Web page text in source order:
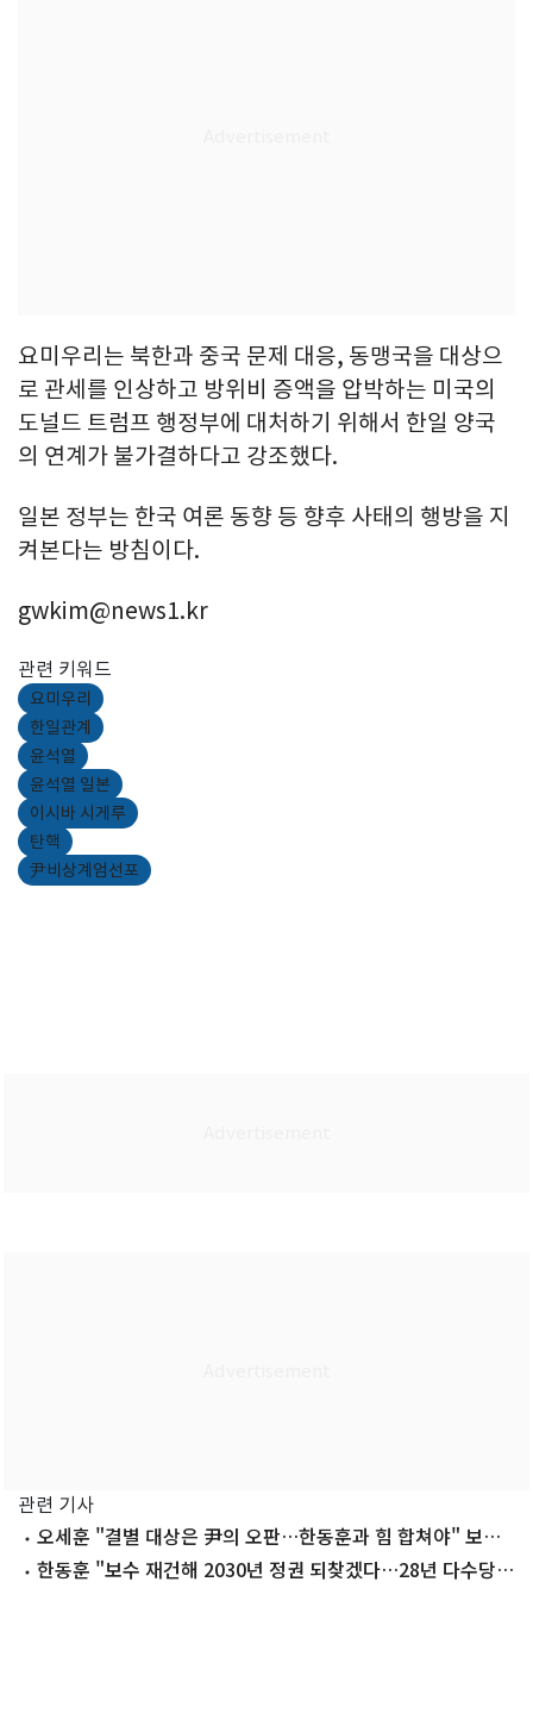
요미우리는 북한과 중국 문제 대응, 동맹국을 대상으
로 관세를 인상하고 방위비 증액을 압박하는 미국의
도널드 트럼프 행정부에 대처하기 위해서 한일 양국
의 연계가 불가결하다고 강조했다.
일본 정부는 한국 여론 동향 등 향후 사태의 행방을 지
켜본다는 방침이다.
gwkim@news1.kr
관련 키워드
요미우리
한일관계
윤석열
윤석열 일본
이시바 시게루
탄핵
尹비상계엄선포
관련 기사
오세훈 "결별 대상은 尹의 오판…한동훈과 힘 합쳐야" 보수
재건 기대
한동훈 "보수 재건해 2030년 정권 되찾겠다…28년 다수당